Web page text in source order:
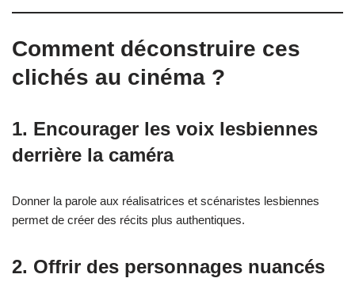
Comment déconstruire ces
clichés au cinéma ?
1. Encourager les voix lesbiennes
derrière la caméra
Donner la parole aux réalisatrices et scénaristes lesbiennes
permet de créer des récits plus authentiques.
2. Offrir des personnages nuancés